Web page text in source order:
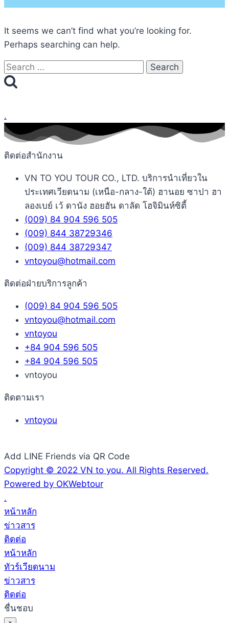
It seems we can’t find what you’re looking for.
Perhaps searching can help.
Search
for:
.
ติดต่อสำนักงาน
VN TO YOU TOUR CO., LTD. บริการนำเที่ยวใน
ประเทศเวียดนาม (เหนือ-กลาง-ใต้) ฮานอย ซาปา ฮา
ลองเบย์ เว้ ดานัง ฮอยฮัน ดาลัด โฮจิมินห์ซิตี้
(009) 84 904 596 505
(009) 844 38729346
(009) 844 38729347
vntoyou@hotmail.com
ติดต่อฝ่ายบริการลูกค้า
(009) 84 904 596 505
vntoyou@hotmail.com
vntoyou
+84 904 596 505
+84 904 596 505
vntoyou
ติดตามเรา
vntoyou
Add LINE Friends via QR Code
Copyright © 2022 VN to you. All Rights Reserved.
Powered by OKWebtour
.
หน้าหลัก
ข่าวสาร
ติดต่อ
หน้าหลัก
ทัวร์เวียดนาม
ข่าวสาร
ติดต่อ
ชื่นชอบ